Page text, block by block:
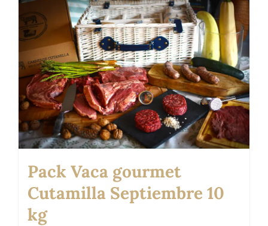
Pack Vaca gourmet
Cutamilla Septiembre 10
kg